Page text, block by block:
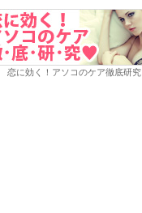
恋に効く！アソコのケア徹底研究